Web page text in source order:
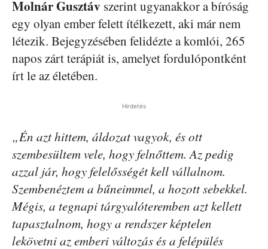
Molnár Gusztáv szerint ugyanakkor a bíróság
egy olyan ember felett ítélkezett, aki már nem
létezik. Bejegyzésében felidézte a komlói, 265
napos zárt terápiát is, amelyet fordulópontként
írt le az életében.
Hirdetés
„Én azt hittem, áldozat vagyok, és ott
szembesültem vele, hogy felnőttem. Az pedig
azzal jár, hogy felelősségét kell vállalnom.
Szembenéztem a bűneimmel, a hozott sebekkel.
Mégis, a tegnapi tárgyalóteremben azt kellett
tapasztalnom, hogy a rendszer képtelen
lekövetni az emberi változás és a felépülés